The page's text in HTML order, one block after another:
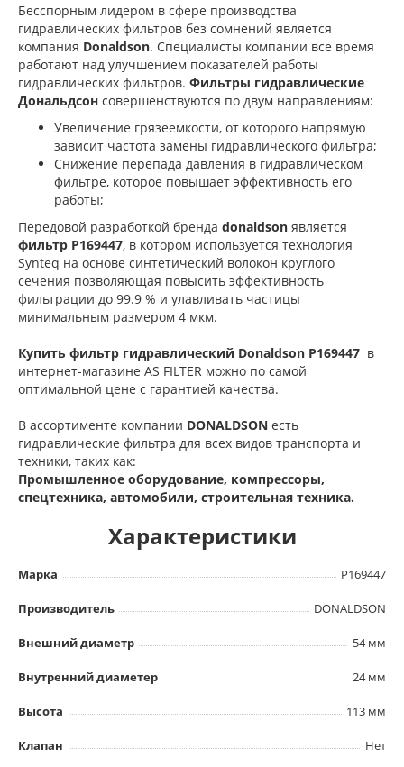
Бесспорным лидером в сфере производства
гидравлических фильтров без сомнений является
компания Donaldson. Специалисты компании все время
работают над улучшением показателей работы
гидравлических фильтров. Фильтры гидравлические
Дональдсон совершенствуются по двум направлениям:
Увеличение грязеемкости, от которого напрямую
зависит частота замены гидравлического фильтра;
Снижение перепада давления в гидравлическом
фильтре, которое повышает эффективность его
работы;
Передовой разработкой бренда donaldson является
фильтр P169447, в котором используется технология
Synteq на основе синтетический волокон круглого
сечения позволяющая повысить эффективность
фильтрации до 99.9 % и улавливать частицы
минимальным размером 4 мкм.
Купить фильтр гидравлический Donaldson P169447 в
интернет-магазине AS FILTER можно по самой
оптимальной цене с гарантией качества.
В ассортименте компании DONALDSON есть
гидравлические фильтра для всех видов транспорта и
техники, таких как:
Промышленное оборудование, компрессоры,
спецтехника, автомобили, строительная техника.
Характеристики
Марка P169447
Производитель DONALDSON
Внешний диаметр 54 мм
Внутренний диаметер 24 мм
Высота 113 мм
Клапан Нет